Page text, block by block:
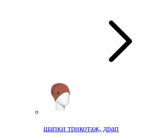
шапки трикотаж, драп